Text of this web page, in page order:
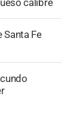
Santa Fe